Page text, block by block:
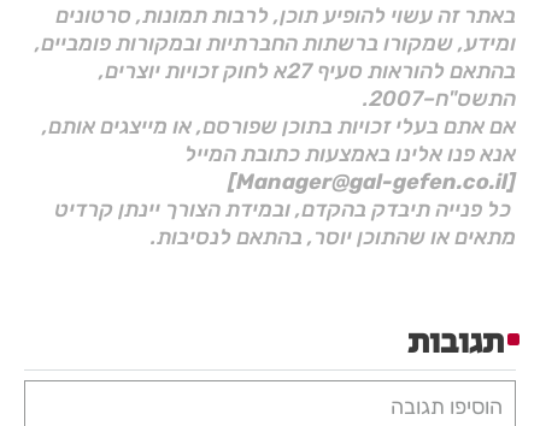
באתר זה עשוי להופיע תוכן, לרבות תמונות, סרטונים
ומידע, שמקורו ברשתות החברתיות ובמקורות פומביים,
בהתאם להוראות סעיף 27א לחוק זכויות יוצרים,
התשס"ח–2007.
אם אתם בעלי זכויות בתוכן שפורסם, או מייצגים אותם,
אנא פנו אלינו באמצעות כתובת המייל
[Manager@gal-gefen.co.il]
כל פנייה תיבדק בהקדם, ובמידת הצורך יינתן קרדיט
מתאים או שהתוכן יוסר, בהתאם לנסיבות.
תגובות
הוסיפו תגובה